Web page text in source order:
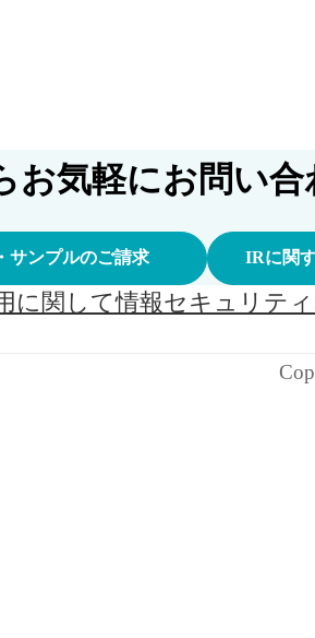
お気軽にお問い合
サンプルのご請求 IRに関
に関して情報セキュリテ